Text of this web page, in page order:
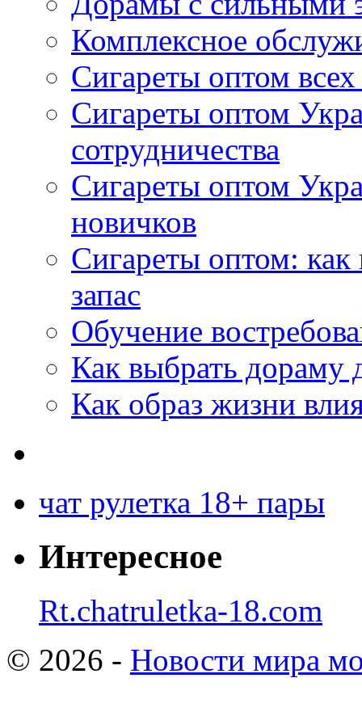
Комплексное
Сигареты оптом
Сигареты оптом
сотрудничества
Сигареты оптом
новичков
Сигареты оптом:
запас
Обучение
Как выбрать дораму
Как образ жизни
чат рулетка 18+ пары
Интересное
Rt.chatruletka-18.com
© 2026 - Новости мира